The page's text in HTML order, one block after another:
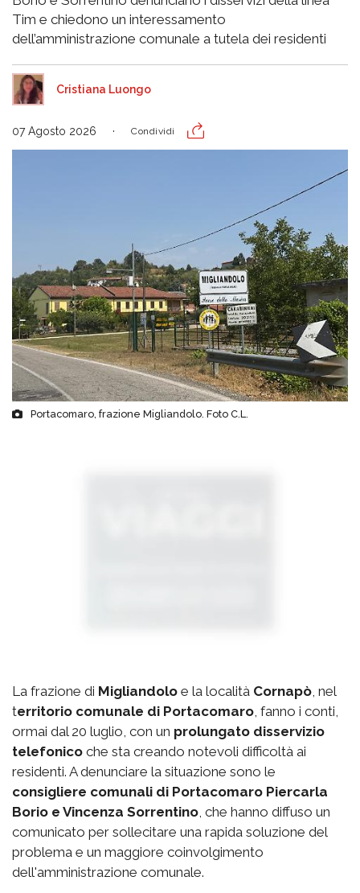
Tim e chiedono un interessamento
dell’amministrazione comunale a tutela dei residenti
Cristiana Luongo
07 Agosto 2026 Condividi
Portacomaro, frazione Migliandolo. Foto C.L.
La frazione di Migliandolo e la località Cornapò, nel
territorio comunale di Portacomaro, fanno i conti,
ormai dal 20 luglio, con un prolungato disservizio
telefonico che sta creando notevoli difficoltà ai
residenti. A denunciare la situazione sono le
consigliere comunali di Portacomaro Piercarla
Borio e Vincenza Sorrentino, che hanno diffuso un
comunicato per sollecitare una rapida soluzione del
problema e un maggiore coinvolgimento
dell'amministrazione comunale.